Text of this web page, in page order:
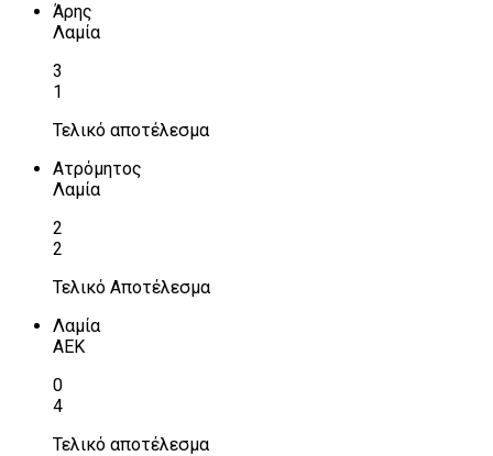
Άρης
Λαμία
3
1
Τελικό αποτέλεσμα
Ατρόμητος
Λαμία
2
2
Τελικό Αποτέλεσμα
Λαμία
ΑΕΚ
0
4
Τελικό αποτέλεσμα